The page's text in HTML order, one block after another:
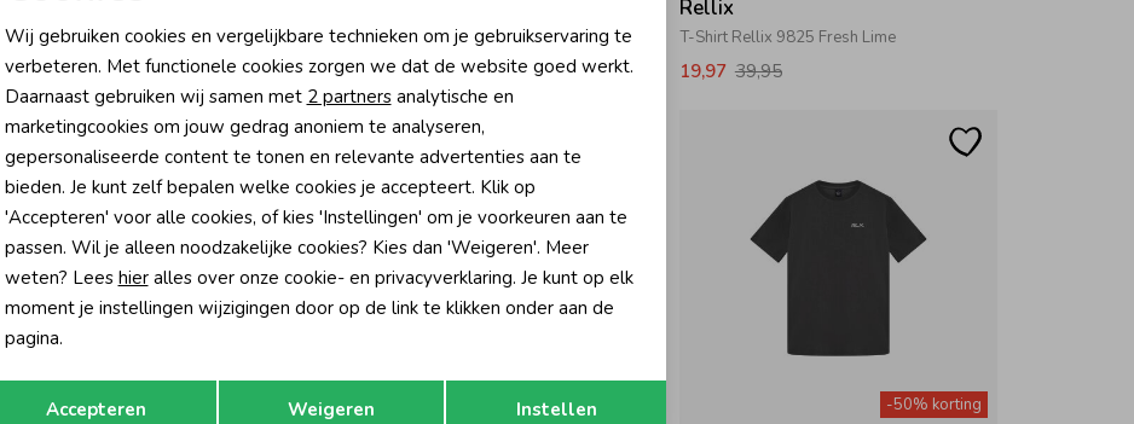
Rellix
T-Shirt Rellix Backprint 2589 Sand Dust
19,97 39,95
T-Shirt Backprint 7104 Silk Blue
22,47 44,95
Rellix
T-Shirt Rellix 9825 Fresh Lime
19,97 39,95
-50% korting -50% korting -50% korting
Noodzakelijke cookies
Analytische cookies Marketing cookies
Opslaan
Wij gebruiken cookies en vergelijkbare technieken om je gebruikservaring te
verbeteren. Met functionele cookies zorgen we dat de website goed werkt.
Daarnaast gebruiken wij samen met 2 partnersanalytische en
marketingcookies om jouw gedrag anoniem te analyseren,
gepersonaliseerde content te tonen en relevante advertenties aan te
bieden. Je kunt zelf bepalen welke cookies je accepteert. Klik op
'Accepteren' voor alle cookies, of kies 'Instellingen' om je voorkeuren aan te
passen. Wil je alleen noodzakelijke cookies? Kies dan 'Weigeren'. Meer
weten? Lees hieralles over onze cookie- en privacyverklaring. Je kunt op elk
moment je instellingen wijzigingen door op de link te klikken onder aan de
pagina.
Accepteren Weigeren Instellen